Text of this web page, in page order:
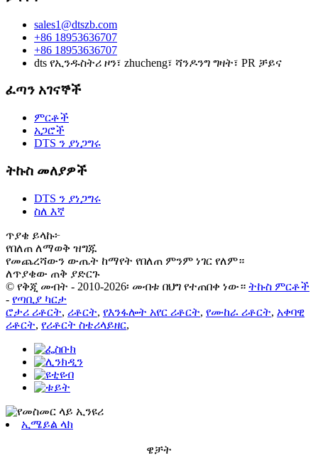
sales1@dtszb.com
+86 18953636707
+86 18953636707
dts የኢንዱስትሪ ዞን፣ zhucheng፣ ሻንዶንግ ግዛት፣ PR ቻይና
ፈጣን አገናኞች
ምርቶች
አጋሮች
DTS ን ያነጋግሩ
ትኩስ መለያዎች
DTS ን ያነጋግሩ
ስለ እኛ
ጥያቄ ይላኩ፦
የበለጠ ለማወቅ ዝግጁ
የመጨረሻውን ውጤት ከማየት የበለጠ ምንም ነገር የለም።
ለጥያቄው ጠቅ ያድርጉ
© የቅጂ መብት - 2010-2026፡ መብቱ በህግ የተጠበቀ ነው። ትኩስ ምርቶች
- የጣቢያ ካርታ
ሮታሪ ሪቶርት, ሪቶርት, የእንፋሎት አየር ሪቶርት, የሙከራ ሪቶርት, አቀባዊ
ሪቶርት, የሪቶርት ስቴሪላይዘር,
ኢሜይል ላክ
ዌቻት